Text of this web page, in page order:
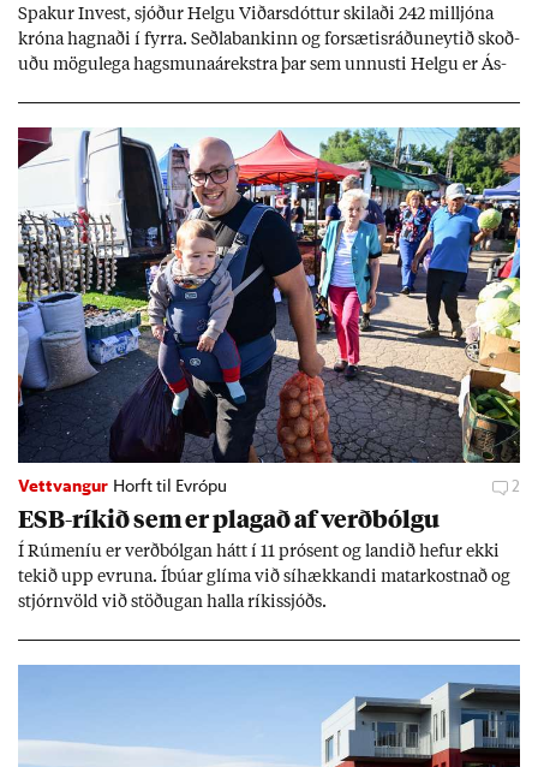
Spak­ur In­vest, sjóð­ur Helgu Við­ars­dótt­ur skil­aði 242 millj­óna
króna hagn­aði í fyrra. Seðla­bank­inn og for­sæt­is­ráðu­neyt­ið skoð­
uðu mögu­lega hags­muna­árekstra þar sem unnusti Helgu er Ás­
Vettvangur Horft til Evrópu 2
ESB-rík­ið sem er plag­að af verð­bólgu
Í Rúm­en­íu er verð­bólg­an hátt í 11 pró­sent og land­ið hef­ur ekki
tek­ið upp evr­una. Íbú­ar glíma við sí­hækk­andi mat­ar­kostn­að og
stjórn­völd við stöð­ug­an halla rík­is­sjóðs.